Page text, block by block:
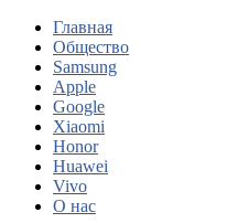
Главная
Общество
Samsung
Apple
Google
Xiaomi
Honor
Huawei
Vivo
О нас